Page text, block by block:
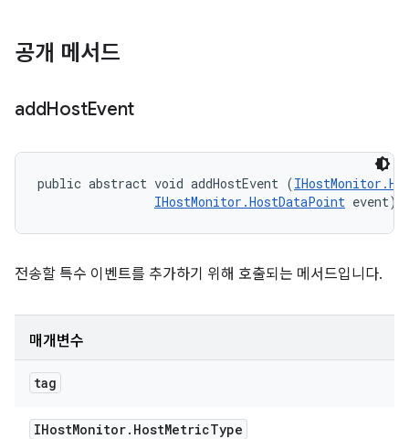
공개 메서드
addHostEvent
public abstract void addHostEvent (
IHostMonitor.HostDataPoint event)
전송할 특수 이벤트를 추가하기 위해 호출되는 메서드입니다.
매개변수
tag
IHostMonitor. HostMetricType